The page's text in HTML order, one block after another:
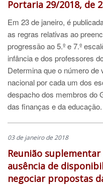
Portaria 29/2018, de
Em 23 de janeiro, é
as regras relativas ao
progressão ao 5.º e 7.º
infância e dos professores
Determina que o número
nacional por cada um dos
despacho dos membros do
das finanças e da educação.
03 de janeiro de 2018
Reunião
ausência de
negociar propostas